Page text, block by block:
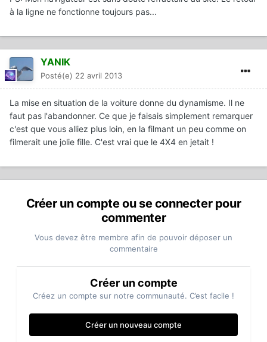
à la ligne ne fonctionne toujours pas...
YANIK
Posté(e) 22 avril 2013
La mise en situation de la voiture donne du dynamisme. Il ne
faut pas l'abandonner. Ce que je faisais simplement remarquer
c'est que vous alliez plus loin, en la filmant un peu comme on
filmerait une jolie fille. C'est vrai que le 4X4 en jetait !
Créer un compte ou se connecter pour
commenter
Vous devez être membre afin de pouvoir déposer un
commentaire
Créer un compte
Créez un compte sur notre communauté. C’est facile !
Créer un nouveau compte